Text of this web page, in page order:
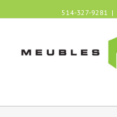
514-327-9281 |